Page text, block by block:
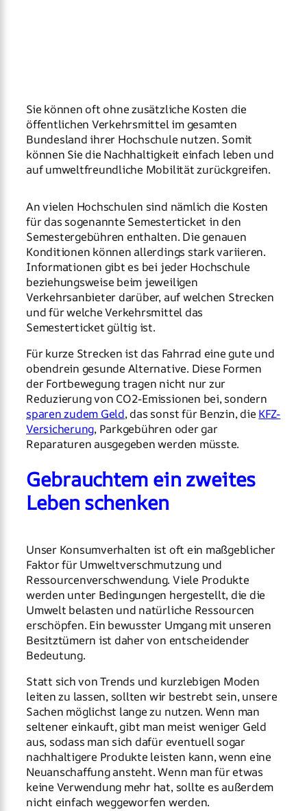
Sie können oft ohne zusätzliche Kosten die
öffentlichen Verkehrsmittel im gesamten
Bundesland ihrer Hochschule nutzen. Somit
können Sie die Nachhaltigkeit einfach leben und
auf umweltfreundliche Mobilität zurückgreifen.
An vielen Hochschulen sind nämlich die Kosten
für das sogenannte Semesterticket in den
Semestergebühren enthalten. Die genauen
Konditionen können allerdings stark variieren.
Informationen gibt es bei jeder Hochschule
beziehungsweise beim jeweiligen
Verkehrsanbieter darüber, auf welchen Strecken
und für welche Verkehrsmittel das
Semesterticket gültig ist.
Für kurze Strecken ist das Fahrrad eine gute und
obendrein gesunde Alternative. Diese Formen
der Fortbewegung tragen nicht nur zur
Reduzierung von CO2-Emissionen bei, sondern
sparen zudem Geld, das sonst für Benzin, die KFZ-
Versicherung, Parkgebühren oder gar
Reparaturen ausgegeben werden müsste.
Gebrauchtem ein zweites
Leben schenken
Unser Konsumverhalten ist oft ein maßgeblicher
Faktor für Umweltverschmutzung und
Ressourcenverschwendung. Viele Produkte
werden unter Bedingungen hergestellt, die die
Umwelt belasten und natürliche Ressourcen
erschöpfen. Ein bewusster Umgang mit unseren
Besitztümern ist daher von entscheidender
Bedeutung.
Statt sich von Trends und kurzlebigen Moden
leiten zu lassen, sollten wir bestrebt sein, unsere
Sachen möglichst lange zu nutzen. Wenn man
seltener einkauft, gibt man meist weniger Geld
aus, sodass man sich dafür eventuell sogar
nachhaltigere Produkte leisten kann, wenn eine
Neuanschaffung ansteht. Wenn man für etwas
keine Verwendung mehr hat, sollte es außerdem
nicht einfach weggeworfen werden.